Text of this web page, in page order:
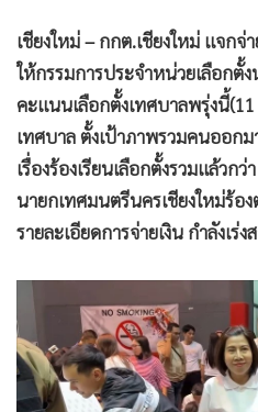
• ต่างประเทศ
• Special Scoop
• เศรษฐกิจ-ธุรกิจ
• จีน
ชุมชน-คุณภาพชีวิต
อาชญากรรม
เกม
•
วิทยาศาสตร์
• SMEs
หุ้น
เชียงใหม่ – กกต.เชียงใหม่ แจ
ให้กรรมการประจำหน่วยเลือกตั้
คะแนนเลือกตั้งเทศบาลพรุ่งนี้
เทศบาล ตั้งเป้าภาพรวมคนออก
เรื่องร้องเรียนเลือกตั้งรวมแล้วก
นายกเทศมนตรีนครเชียงใหม่ร้อ
รายละเอียดการจ่ายเงิน กำลังเร่